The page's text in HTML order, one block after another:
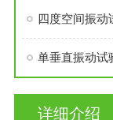
四度空间振动
单垂直振动试
详细介绍